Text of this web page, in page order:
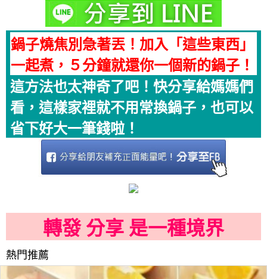
鍋子燒焦別急著丟！加入「這些東西」
一起煮，５分鐘就還你一個新的鍋子！
這方法也太神奇了吧！快分享給媽媽們
看，這樣家裡就不用常換鍋子，也可以
省下好大一筆錢啦！
轉發 分享 是一種境界
熱門推薦